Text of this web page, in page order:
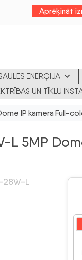
Aprēķināt
ENERĢIJA
UN TĪKLU
IP kamera Full-
L 5MP
28W-L